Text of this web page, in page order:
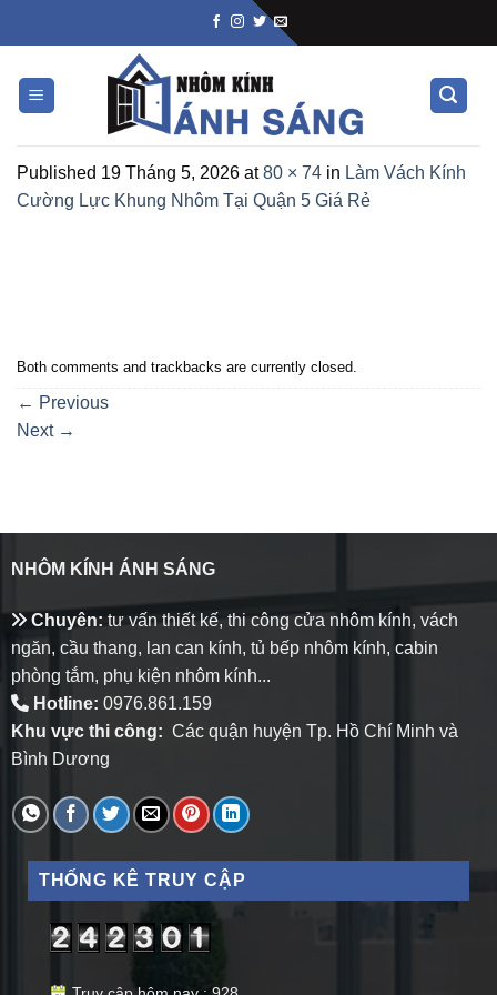
Published 19 Tháng 5, 2026 at80 × 74 in Làm Vách Kính
Cường Lực Khung Nhôm Tại Quận 5 Giá Rẻ
Both comments and trackbacks are currently closed.
← Previous
Next →
NHÔM KÍNH ÁNH SÁNG
Chuyên: tư vấn thiết kế, thi công cửa nhôm kính, vách
ngăn, cầu thang, lan can kính, tủ bếp nhôm kính, cabin
phòng tắm, phụ kiện nhôm kính...
Hotline: 0976.861.159
Khu vực thi công: Các quận huyện Tp. Hồ Chí Minh và
Bình Dương
THỐNG KÊ TRUY CẬP